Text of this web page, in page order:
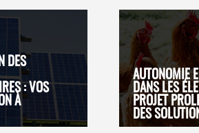
DES
: VOS
À
AUTONOMIE
DANS LES
PROJET
DES